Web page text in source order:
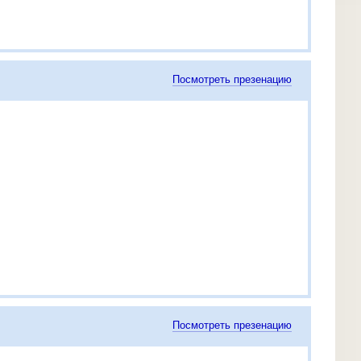
Посмотреть презенацию
Посмотреть презенацию